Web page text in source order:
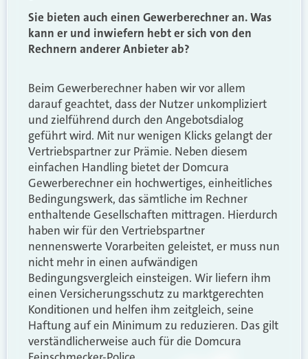
Sie bieten auch einen Gewerberechner an. Was
kann er und inwiefern hebt er sich von den
Rechnern anderer Anbieter ab?
Beim Gewerberechner haben wir vor allem
darauf geachtet, dass der Nutzer unkompliziert
und zielführend durch den Angebotsdialog
geführt wird. Mit nur wenigen Klicks gelangt der
Vertriebspartner zur Prämie. Neben diesem
einfachen Handling bietet der Domcura
Gewerberechner ein hochwertiges, einheitliches
Bedingungswerk, das sämtliche im Rechner
enthaltende Gesellschaften mittragen. Hierdurch
haben wir für den Vertriebspartner
nennenswerte Vorarbeiten geleistet, er muss nun
nicht mehr in einen aufwändigen
Bedingungsvergleich einsteigen. Wir liefern ihm
einen Versicherungsschutz zu marktgerechten
Konditionen und helfen ihm zeitgleich, seine
Haftung auf ein Minimum zu reduzieren. Das gilt
verständlicherweise auch für die Domcura